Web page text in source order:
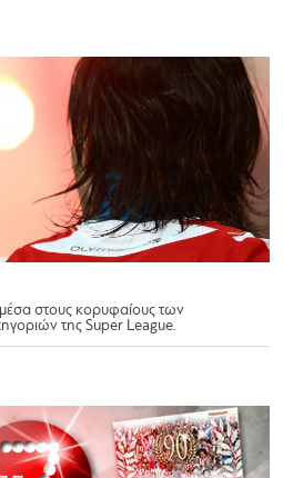
στους κορυφαίους των
της Super League.